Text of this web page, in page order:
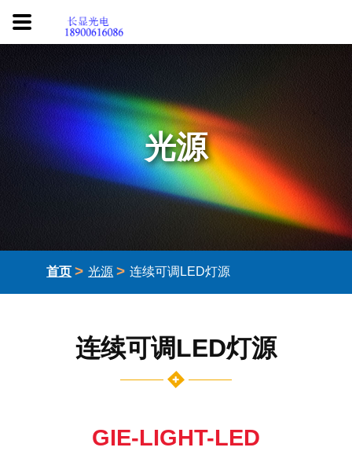
光源
首页 > 光源 > 连续可调LED灯源
连续可调LED灯源
GIE-LIGHT-LED